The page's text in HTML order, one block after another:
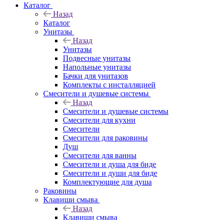
Каталог
Назад
Каталог
Унитазы
Назад
Унитазы
Подвесные унитазы
Напольные унитазы
Бачки для унитазов
Комплекты с инсталляцией
Смесители и душевые системы
Назад
Смесители и душевые системы
Смесители для кухни
Смесители
Смесители для раковины
Душ
Смесители для ванны
Смесители и душа для биде
Смесители и души для биде
Комплектующие для душа
Раковины
Клавиши смыва
Назад
Клавиши смыва